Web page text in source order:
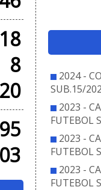
18
8
20
95
2024 -
SUB.15/
2023 -
FUTEBOL
2023 -
FUTEBOL
2023 -
FUTEBOL